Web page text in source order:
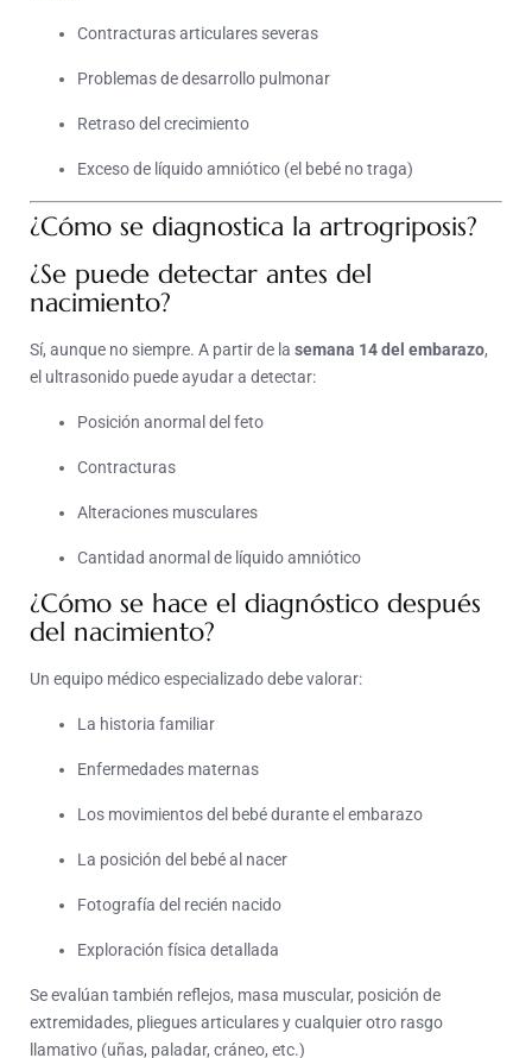
Contracturas articulares severas
Problemas de desarrollo pulmonar
Retraso del crecimiento
Exceso de líquido amniótico (el bebé no traga)
¿Cómo se diagnostica la artrogriposis?
¿Se puede detectar antes del
nacimiento?
Sí, aunque no siempre. A partir de la semana 14 del embarazo,
el ultrasonido puede ayudar a detectar:
Posición anormal del feto
Contracturas
Alteraciones musculares
Cantidad anormal de líquido amniótico
¿Cómo se hace el diagnóstico después
del nacimiento?
Un equipo médico especializado debe valorar:
La historia familiar
Enfermedades maternas
Los movimientos del bebé durante el embarazo
La posición del bebé al nacer
Fotografía del recién nacido
Exploración física detallada
Se evalúan también reflejos, masa muscular, posición de
extremidades, pliegues articulares y cualquier otro rasgo
llamativo (uñas, paladar, cráneo, etc.)